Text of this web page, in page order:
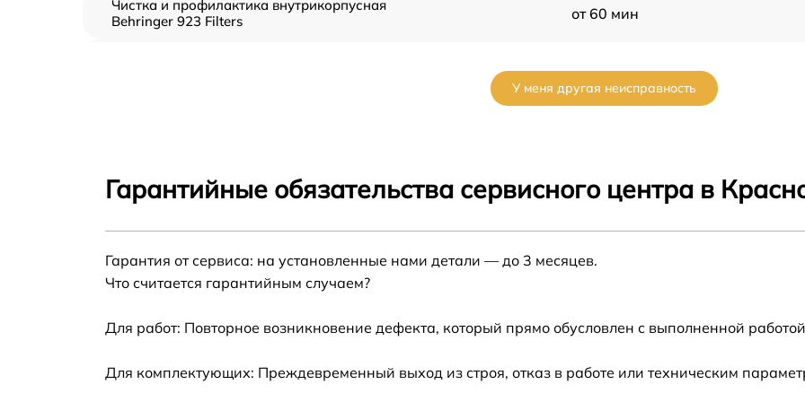
Чистка и профилактика внутрикорпусная
Behringer 923 Filters
от 60 мин
Замена стоковых аудиовходов-выходов
Чистка токопроводящих резинок механизма
клавиш Behringer 923 Filters
от 60 мин
клавиш Behringer 923 Filters
Behringer 923 Filters
от 60 мин
У меня другая неисправность
Гарантийные обязательства сервисного центра в
Гарантия от сервиса: на установленные нами детали — до 3 месяцев.
Что считается гарантийным случаем?
Для работ: Повторное возникновение дефекта, который прямо обусловлен с выполненной
Для комплектующих: Преждевременный выход из строя, отказ в работе или техническим